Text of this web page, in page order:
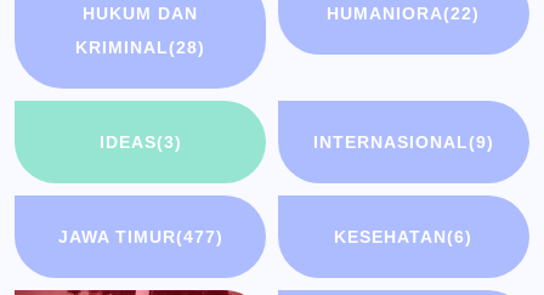
HUKUM DAN
KRIMINAL(28)
HUMANIORA(22)
IDEAS(3) INTERNASIONAL(9)
JAWA TIMUR(477) KESEHATAN(6)